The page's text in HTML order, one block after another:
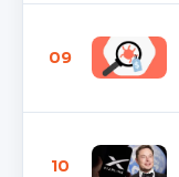
09
10